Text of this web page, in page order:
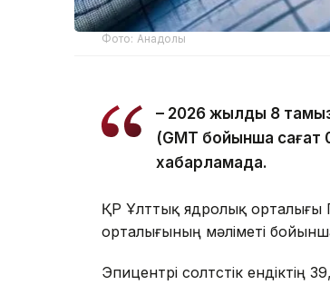
Фото: Анадолы
– 2026 жылдың 8
(GMT бойынша сағат
хабарламада.
ҚР Ұлттық ядролық орталығы
орталығының мәліметі
Эпицентрі солтүстік